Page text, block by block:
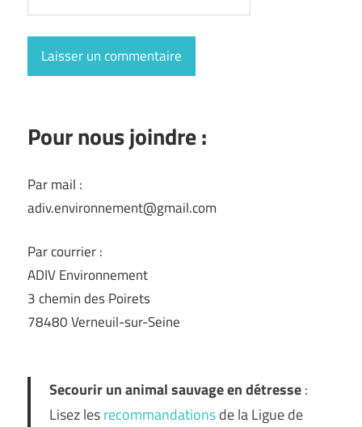
Pour nous joindre :
Par mail :
adiv.environnement@gmail.com
Par courrier :
ADIV Environnement
3 chemin des Poirets
78480 Verneuil-sur-Seine
Secourir un animal sauvage en détresse:
Lisez lesrecommandationsde la Ligue de